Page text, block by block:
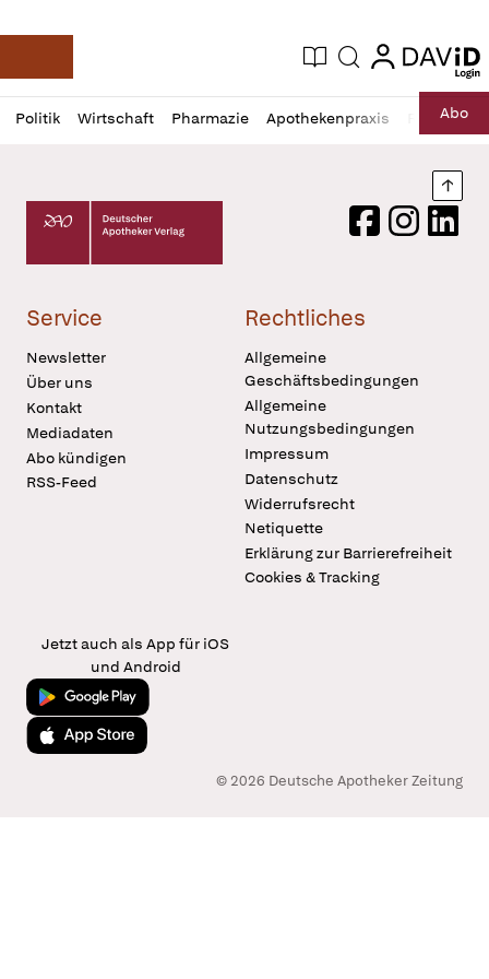
Deutsche Apotheker Zeitung
Aktuelle Ausgabe
Suche login
login
Politik Wirtschaft Pharmazie Apothekenpraxis RechtAbo
Profil
öffnen
Daz
Pur
Deutscher Apotheker Verlag Logo
FacebookInstagram
Service
Newsletter
Über uns
Kontakt
Mediadaten
Abo kündigen
RSS-Feed
Rechtliches
Allgemeine
Geschäftsbedingungen
Allgemeine
Nutzungsbedingungen
Impressum
Datenschutz
Widerrufsrecht
Netiquette
Erklärung zur Barrierefreiheit
Cookies & Tracking
Jetzt auch als App für iOS
und Android
Jetzt bei Google Play
Laden im App Store
© 2026 Deutsche Apotheker Zeitung